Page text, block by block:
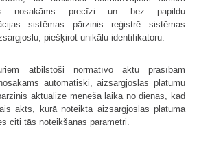
nosakāms precīzi un bez papildu
sistēmas pārzinis reģistrē sistēmas
piešķirot unikālu identifikatoru.
atbilstoši normatīvo aktu prasībām
automātiski, aizsargjoslas platumu
aktualizē mēneša laikā no dienas, kad
akts, kurā noteikta aizsargjoslas platuma
citi tās noteikšanas parametri.